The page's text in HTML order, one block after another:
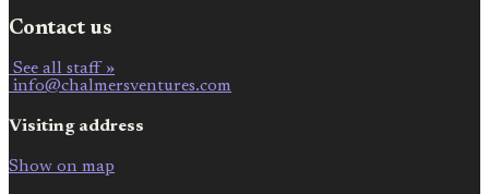
Contact us
See all staff »
info@chalmersventures.com
Visiting address
Show on map